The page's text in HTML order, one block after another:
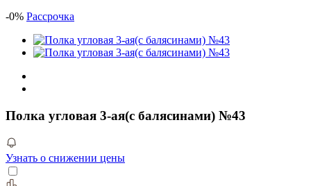
-0% Рассрочка
Полка угловая 3-ая(с балясинами) №43
Узнать о снижении цены